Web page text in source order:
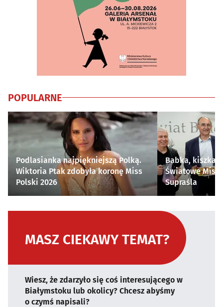
POPULARNE
Podlasianka najpiękniejszą Polką.
Wiktoria Ptak zdobyła koronę Miss
Polski 2026
Babka, kiszka i
Światowe
Supraśla
MASZ CIEKAWY TEMAT?
Wiesz, że zdarzyło się coś interesującego w
Białymstoku lub okolicy? Chcesz abyśmy
o czymś napisali?